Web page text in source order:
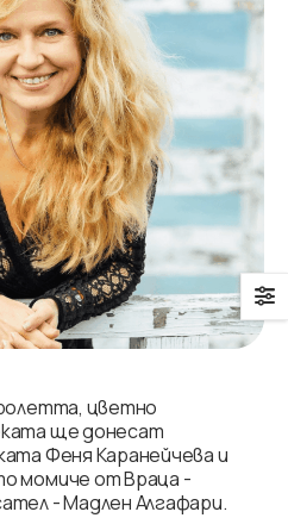
цветно
ще донесат
Феня Каранейчева и
момиче от Враца -
- Мадлен Алгафари.